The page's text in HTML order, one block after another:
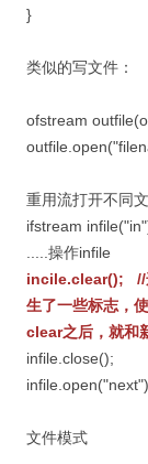
}
类似的写文件：
ofstream
重用流打开不同
ifstream
.....操作infile
incile.clear(); //
生了一些标志，
clear之后，就和
infile.close();
文件模式